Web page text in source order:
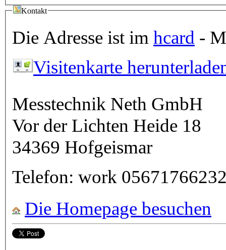
Kontakt
Die Adresse ist im hcard -
Visitenkarte
Messtechnik Neth GmbH
Vor der Lichten Heide 18
34369 Hofgeismar
Telefon: work
Die Homepage besuchen